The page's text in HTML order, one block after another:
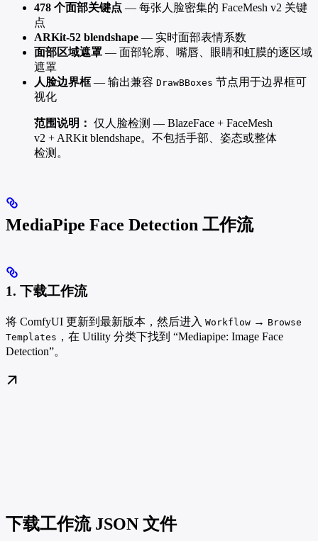
478 个面部关键点 — 每张人脸密集的 FaceMesh v2 关键
点
ARKit-52 blendshape — 实时面部表情系数
面部区域遮罩 — 面部轮廓、嘴唇、眼睛和虹膜的逐区域
遮罩
人脸边界框— 输出兼容 DrawBBoxes 节点用于边界框可
视化
范围说明： 仅人脸检测 — BlazeFace + FaceMesh
v2 + ARKit blendshape。不包括手部、姿态或整体
检测。
MediaPipe Face Detection 工作流
1. 下载工作流
将 ComfyUI 更新到最新版本，然后进入 Workflow → Browse
Templates ，在 Utility 分类下找到 “Mediapipe: Image Face
Detection”。
下载工作流 JSON 文件